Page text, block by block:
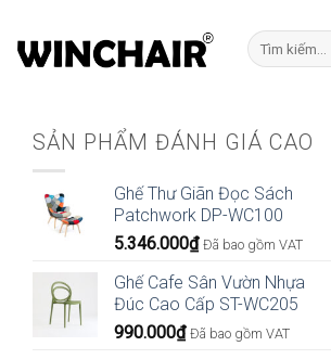
qua
Tìm
kiếm:
SẢN PHẨM ĐÁNH GIÁ CAO
Ghế Thư Giãn Đọc Sách
Patchwork DP-WC100
5.346.000₫ Đã bao gồm VAT
Ghế Cafe Sân Vườn Nhựa
Đúc Cao Cấp ST-WC205
990.000₫ Đã bao gồm VAT